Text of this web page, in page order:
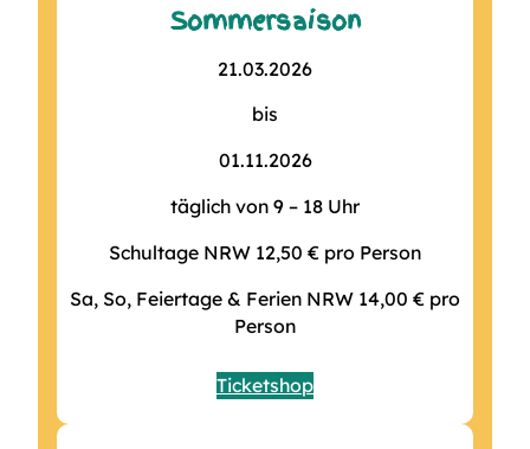
Sommersaison
21.03.2026
bis
01.11.2026
täglich von 9 – 18 Uhr
Schultage NRW 12,50 € pro Person
Sa, So, Feiertage & Ferien NRW 14,00 € pro
Person
Ticketshop